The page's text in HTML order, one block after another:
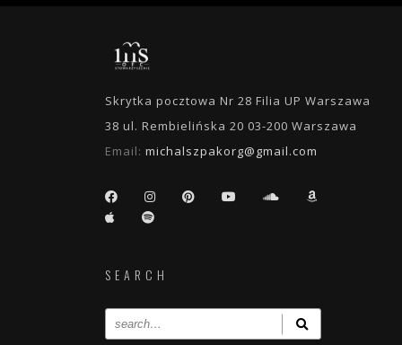
Skrytka pocztowa Nr 28 Filia UP Warszawa
38 ul. Rembielińska 20 03-200 Warszawa
Email: michalszpakorg@gmail.com
SEARCH